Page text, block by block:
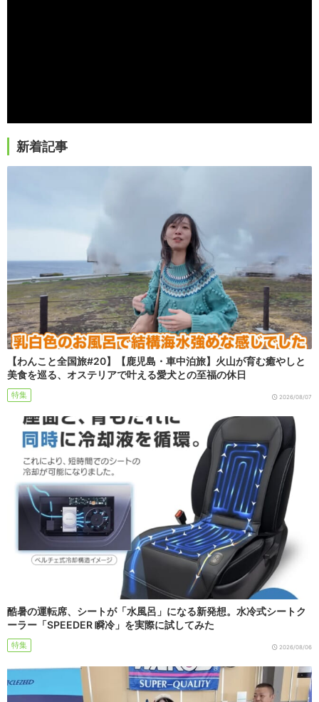
新着記事
【わんこと全国旅#20】【鹿児島・車中泊旅】火山が育む癒やしと
美食を巡る、オステリアで叶える愛犬との至福の休日
特集 2026/08/07
酷暑の運転席、シートが「水風呂」になる新発想。水冷式シートク
ーラー「SPEEDER 瞬冷」を実際に試してみた
特集 2026/08/06